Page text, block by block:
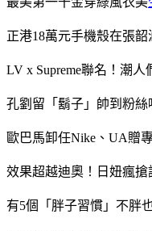
正港18萬元手機殼在張韶
LV x Supreme聯名！潮人
孔劉留「鬍子」帥到粉絲
歐巴馬卸任Nike、UA贈
效果超越迪奧！日妞瘋搶
有5個「胖子習慣」不胖